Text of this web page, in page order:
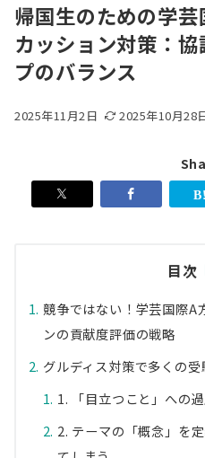
帰国生のための学
カッション対策：
プのバランス
2025年11月2日 2025年10月28
目次
競争ではない！学芸国際A
ンの貢献度評価の戦略
グルディス対策で多くの
1. 「目立つこと」への
2. テーマの「概念」を